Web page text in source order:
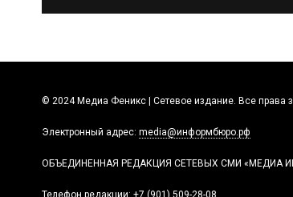
© 2024 Медиа Феникс | Сетевое издание. Все права
Электронный адрес: media@информбюро.рф
ОБЪЕДИНЕННАЯ РЕДАКЦИЯ СЕТЕВЫХ СМИ «МЕДИА
Телефон редакции: +7 (901) 509-28-08